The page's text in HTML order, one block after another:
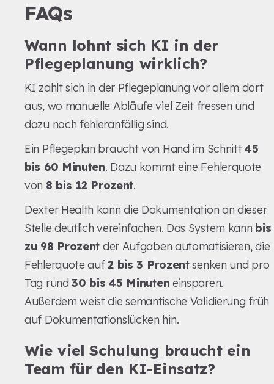
FAQs
Wann lohnt sich KI in der
Pflegeplanung wirklich?
KI zahlt sich in der Pflegeplanung vor allem dort
aus, wo manuelle Abläufe viel Zeit fressen und
dazu noch fehleranfällig sind.
Ein Pflegeplan braucht von Hand im Schnitt45
bis 60 Minuten. Dazu kommt eine Fehlerquote
von 8 bis 12 Prozent.
Dexter Health kann die Dokumentation an dieser
Stelle deutlich vereinfachen. Das System kann bis
zu 98 Prozent der Aufgaben automatisieren, die
Fehlerquote auf2 bis 3 Prozentsenken und pro
Tag rund30 bis 45 Minuten einsparen.
Außerdem weist die semantische Validierung früh
auf Dokumentationslücken hin.
Wie viel Schulung braucht ein
Team für den KI-Einsatz?